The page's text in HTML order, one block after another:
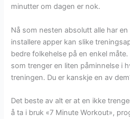
minutter om dagen er nok.
Nå som nesten absolutt alle har
installere apper kan slike
bedre folkehelse på en enkel
som trenger en liten påminnelse i
treningen. Du er kanskje en av
Det beste av alt er at en ikke
å ta i bruk «7 Minute Workout»,